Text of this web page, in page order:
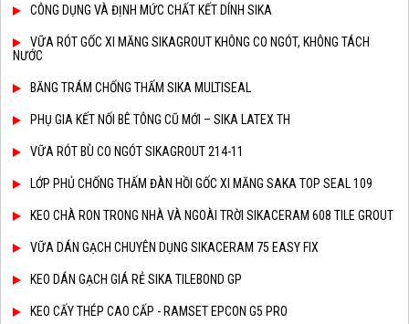
CÔNG DỤNG VÀ ĐỊNH MỨC CHẤT KẾT DÍNH SIKA
VỮA RÓT GỐC XI MĂNG SIKAGROUT KHÔNG CO NGÓT, KHÔNG TÁCH
NƯỚC
BĂNG TRÁM CHỐNG THẤM SIKA MULTISEAL
PHỤ GIA KẾT NỐI BÊ TÔNG CŨ MỚI – SIKA LATEX TH
VỮA RÓT BÙ CO NGÓT SIKAGROUT 214-11
LỚP PHỦ CHỐNG THẤM ĐÀN HỒI GỐC XI MĂNG SAKA TOP SEAL 109
KEO CHÀ RON TRONG NHÀ VÀ NGOÀI TRỜI SIKACERAM 608 TILE GROUT
VỮA DÁN GẠCH CHUYÊN DỤNG SIKACERAM 75 EASY FIX
KEO DÁN GẠCH GIÁ RẺ SIKA TILEBOND GP
KEO CẤY THÉP CAO CẤP - RAMSET EPCON G5 PRO